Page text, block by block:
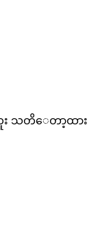
း သတိေတာ့ထား